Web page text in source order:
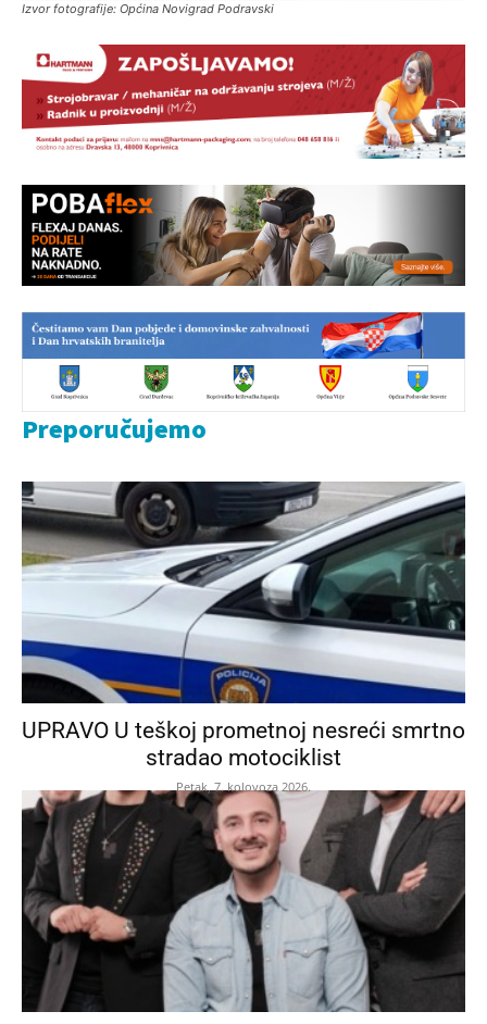
Izvor fotografije: Općina Novigrad Podravski
Preporučujemo
UPRAVO U teškoj prometnoj nesreći smrtno
stradao motociklist
Petak, 7. kolovoza 2026.